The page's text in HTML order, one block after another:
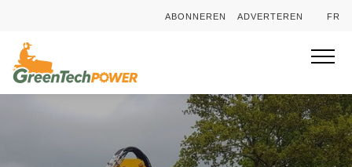
ABONNEREN ADVERTEREN FR